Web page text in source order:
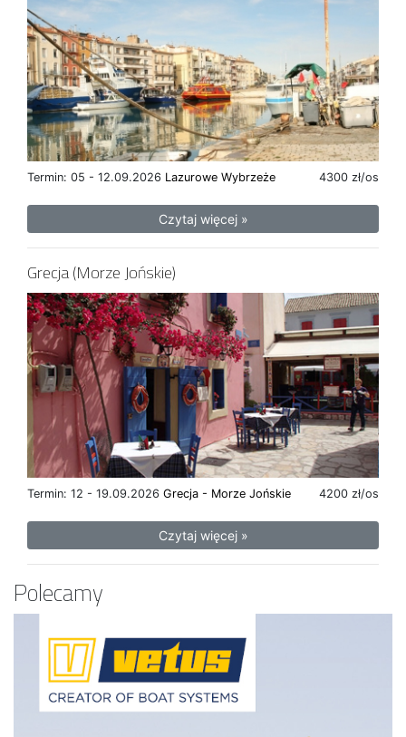
Termin: 05 - 12.09.2026 4300 zł/os
Lazurowe Wybrzeże
Czytaj więcej »
Grecja (Morze Jońskie)
Termin: 12 - 19.09.2026 4200 zł/os
Grecja - Morze Jońskie
Czytaj więcej »
Polecamy